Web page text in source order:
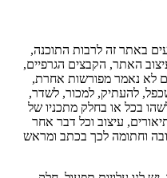
באתר זה לרבות התוכנה,
האתר, הקבצים הגרפיים,
לא נאמר מפורשות אחרת,
להעתיק, למכור, לשדר,
בכל או בחלק מתכניו של
עיצוב וכל דבר אחר
וחתומה לכך בכתב ומראש